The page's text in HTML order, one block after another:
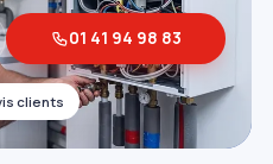
clients
01 41 94 98 83